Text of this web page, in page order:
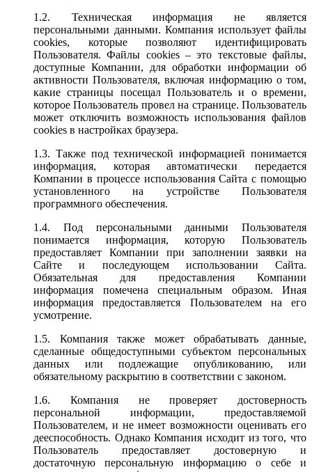
1.2. Техническая информация не является
персональными данными. Компания использует файлы
cookies, которые позволяют идентифицировать
Пользователя. Файлы cookies – это текстовые файлы,
доступные Компании, для обработки информации об
активности Пользователя, включая информацию о том,
какие страницы посещал Пользователь и о времени,
которое Пользователь провел на странице. Пользователь
может отключить возможность использования файлов
cookies в настройках браузера.
1.3. Также под технической информацией понимается
информация, которая автоматически передается
Компании в процессе использования Сайта с помощью
установленного на устройстве Пользователя
программного обеспечения.
1.4. Под персональными данными Пользователя
понимается информация, которую Пользователь
предоставляет Компании при заполнении заявки на
Сайте и последующем использовании Сайта.
Обязательная для предоставления Компании
информация помечена специальным образом. Иная
информация предоставляется Пользователем на его
усмотрение.
1.5. Компания также может обрабатывать данные,
сделанные общедоступными субъектом персональных
данных или подлежащие опубликованию, или
обязательному раскрытию в соответствии с законом.
1.6. Компания не проверяет достоверность
персональной информации, предоставляемой
Пользователем, и не имеет возможности оценивать его
дееспособность. Однако Компания исходит из того, что
Пользователь предоставляет достоверную и
достаточную персональную информацию о себе и